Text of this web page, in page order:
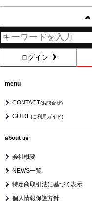
ログイン
menu
CONTACT(お問合せ)
GUIDE(ご利用ガイド)
about us
会社概要
NEWS一覧
特定商取引法に基づく表示
個人情報保護方針